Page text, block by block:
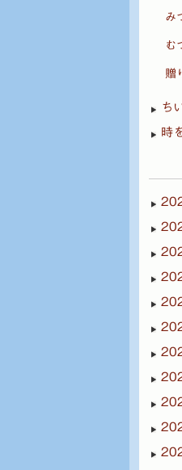
み
む
贈
ち
時